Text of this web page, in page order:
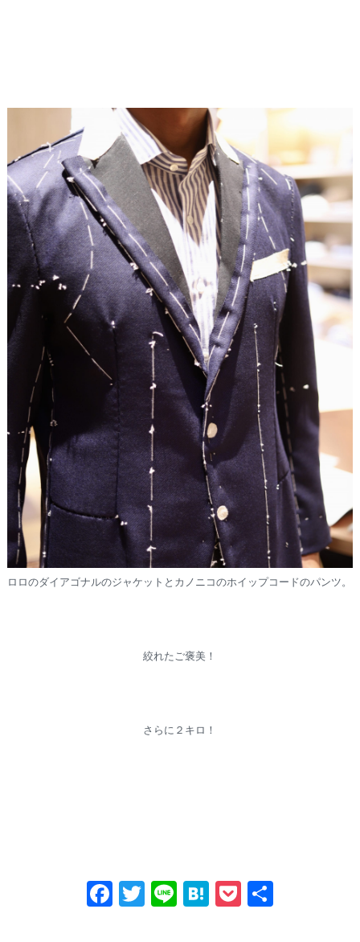
ロロのダイアゴナルのジャケットとカノニコのホイップコードのパンツ。
絞れたご褒美！
さらに２キロ！
Fa T
Li
H
P